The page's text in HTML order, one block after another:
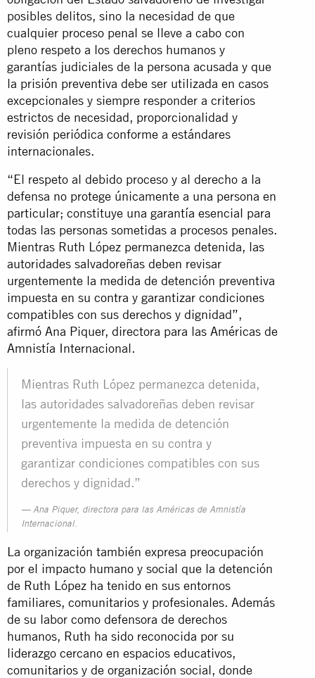
posibles delitos, sino la necesidad de que
cualquier proceso penal se lleve a cabo con
pleno respeto a los derechos humanos y
garantías judiciales de la persona acusada y que
la prisión preventiva debe ser utilizada en casos
excepcionales y siempre responder a criterios
estrictos de necesidad, proporcionalidad y
revisión periódica conforme a estándares
internacionales.
“El respeto al debido proceso y al derecho a la
defensa no protege únicamente a una persona en
particular; constituye una garantía esencial para
todas las personas sometidas a procesos penales.
Mientras Ruth López permanezca detenida, las
autoridades salvadoreñas deben revisar
urgentemente la medida de detención preventiva
impuesta en su contra y garantizar condiciones
compatibles con sus derechos y dignidad”,
afirmó Ana Piquer, directora para las Américas de
Amnistía Internacional.
Mientras Ruth López permanezca detenida,
las autoridades salvadoreñas deben revisar
urgentemente la medida de detención
preventiva impuesta en su contra y
garantizar condiciones compatibles con sus
derechos y dignidad.”
Ana Piquer, directora para las Américas de Amnistía
Internacional.
La organización también expresa preocupación
por el impacto humano y social que la detención
de Ruth López ha tenido en sus entornos
familiares, comunitarios y profesionales. Además
de su labor como defensora de derechos
humanos, Ruth ha sido reconocida por su
liderazgo cercano en espacios educativos,
comunitarios y de organización social, donde